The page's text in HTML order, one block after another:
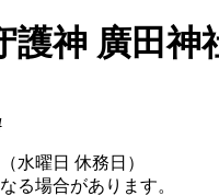
護神 廣田神
水曜日 休務日）
る場合があります。